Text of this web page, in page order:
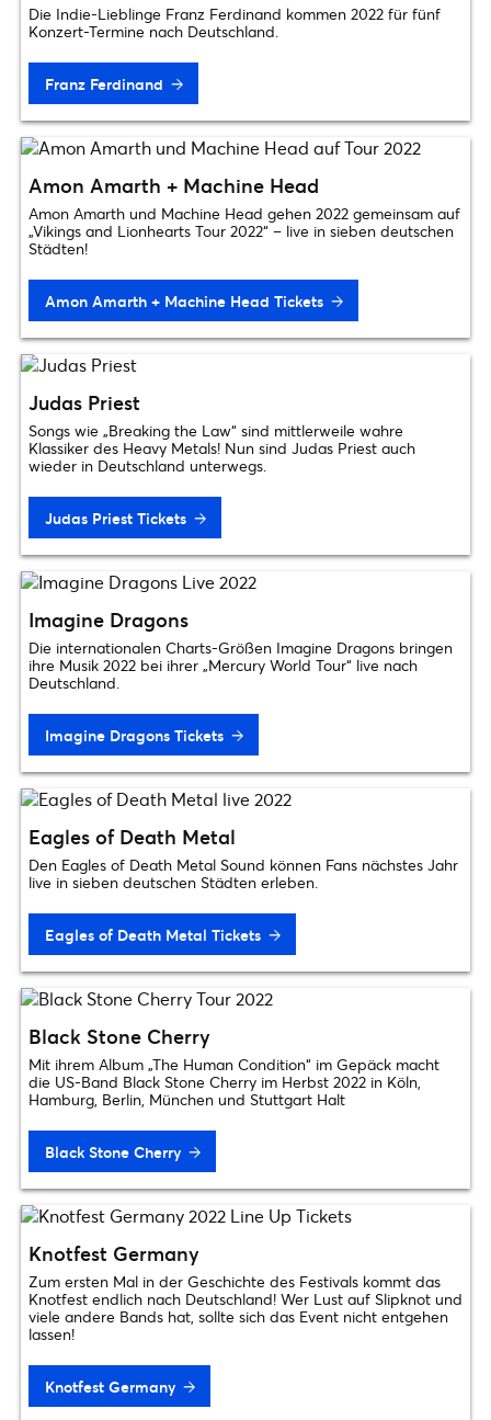
Die Indie-Lieblinge Franz Ferdinand kommen 2022 für fünf
Konzert-Termine nach Deutschland.
Franz Ferdinand
Amon Amarth + Machine Head
Amon Amarth und Machine Head gehen 2022 gemeinsam auf
„Vikings and Lionhearts Tour 2022“ – live in sieben deutschen
Städten!
Amon Amarth + Machine Head Tickets
Judas Priest
Songs wie „Breaking the Law“ sind mittlerweile wahre
Klassiker des Heavy Metals! Nun sind Judas Priest auch
wieder in Deutschland unterwegs.
Judas Priest Tickets
Imagine Dragons
Die internationalen Charts-Größen Imagine Dragons bringen
ihre Musik 2022 bei ihrer „Mercury World Tour“ live nach
Deutschland.
Imagine Dragons Tickets
Eagles of Death Metal
Den Eagles of Death Metal Sound können Fans nächstes Jahr
live in sieben deutschen Städten erleben.
Eagles of Death Metal Tickets
Black Stone Cherry
Mit ihrem Album „The Human Condition“ im Gepäck macht
die US-Band Black Stone Cherry im Herbst 2022 in Köln,
Hamburg, Berlin, München und Stuttgart Halt
Black Stone Cherry
Knotfest Germany
Zum ersten Mal in der Geschichte des Festivals kommt das
Knotfest endlich nach Deutschland! Wer Lust auf Slipknot und
viele andere Bands hat, sollte sich das Event nicht entgehen
lassen!
Knotfest Germany